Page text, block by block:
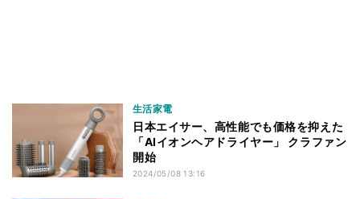
生活家電
日本エイサー、高性能でも価格を抑えた
「AIイオンヘアドライヤー」 クラファン
開始
2024/05/08 13:16